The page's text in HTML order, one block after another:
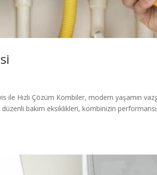
Hızlı Çözüm Kombiler, modern yaşamın
bakım eksiklikleri, kombinizin